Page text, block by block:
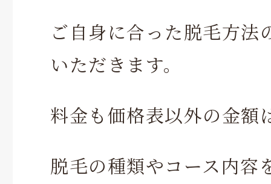
ご自身に合った脱毛方法
いただきます。
料金も価格表以外の金額
脱毛の種類やコース内容